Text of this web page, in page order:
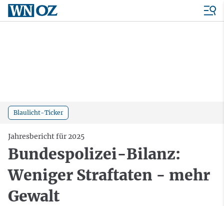
Blaulicht-Ticker
Jahresbericht für 2025
Bundespolizei-Bilanz:
Weniger Straftaten - mehr
Gewalt